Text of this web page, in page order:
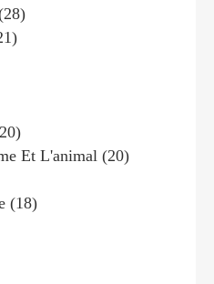
Et L'animal (20)
(18)